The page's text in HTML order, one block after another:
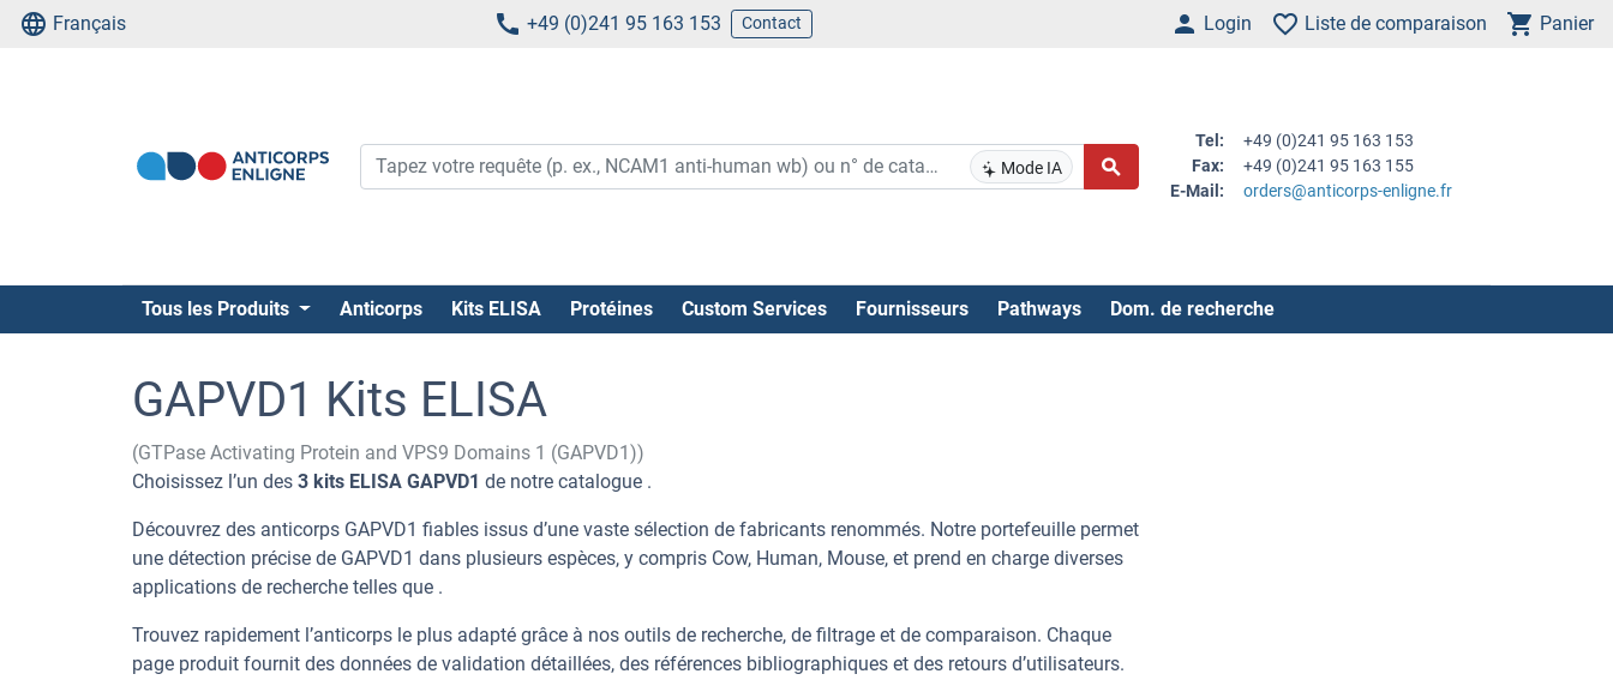
Français +49 (0)241 95 163 153 Contact Login Liste de comparaison Panier
Mode IA
Tel:
+49 (0)241 95 163 153
Fax:
+49 (0)241 95 163 155
E-Mail:
orders@anticorps-enligne.fr
Tous les Produits Anticorps Kits ELISA Protéines Custom Services Fournisseurs Pathways Dom. de recherche
GAPVD1 Kits ELISA
(GTPase Activating Protein and VPS9 Domains 1 (GAPVD1))
Choisissez l’un des 3 kits ELISA GAPVD1 de notre catalogue .
Découvrez des anticorps GAPVD1 fiables issus d’une vaste sélection de fabricants renommés. Notre portefeuille permet
une détection précise de GAPVD1 dans plusieurs espèces, y compris Cow, Human, Mouse, et prend en charge diverses
applications de recherche telles que .
Trouvez rapidement l’anticorps le plus adapté grâce à nos outils de recherche, de filtrage et de comparaison. Chaque
page produit fournit des données de validation détaillées, des références bibliographiques et des retours d’utilisateurs.